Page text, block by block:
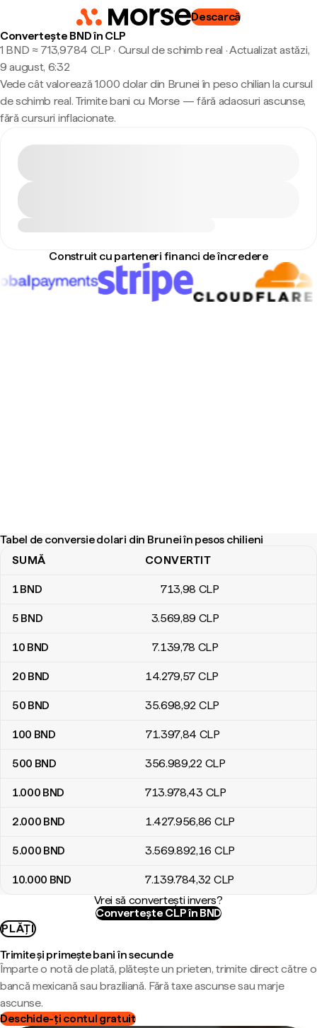
Descarcă
Convertește BND în CLP
1 BND ≈ 713,9784 CLP · Cursul de schimb real ·Actualizat astăzi,
9 august, 6:32
Vede cât valorează 1.000 dolar din Brunei în peso chilian la cursul
de schimb real. Trimite bani cu Morse — fără adaosuri ascunse,
fără cursuri inflacionate.
Construit cu parteneri financi de încredere
Tabel de conversie dolari din Brunei în pesos chilieni
Tabel de conversie dolari din Brunei în pesos chilieni
SUMĂ CONVERTIT
1BND 713,98 CLP
5 BND 3.569,89 CLP
10 BND 7.139,78 CLP
20 BND 14.279,57 CLP
50 BND 35.698,92 CLP
100 BND 71.397,84 CLP
500 BND 356.989,22 CLP
1.000 BND 713.978,43 CLP
2.000 BND 1.427.956,86 CLP
5.000 BND 3.569.892,16 CLP
10.000 BND 7.139.784,32 CLP
Vrei să convertești invers?
Convertește CLP în BND
PLĂȚI
Trimite și primește bani în secunde
Împarte o notă de plată, plătește un prieten, trimite direct către o
bancă mexicană sau braziliană. Fără taxe ascunse sau marje
ascunse.
Deschide-ți contul gratuit